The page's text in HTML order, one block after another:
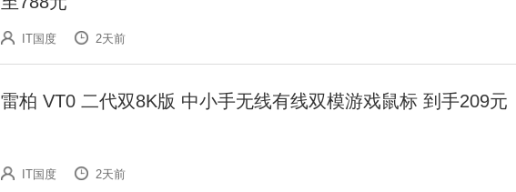
IT国度 2天前
雷柏 VT0 二代双8K版 中小手无线有线双模游戏鼠标 到手209元
IT国度 2天前